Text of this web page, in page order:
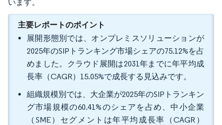
います。
主要レポートのポイント
展開形態別では、オンプレミスソリューションが
2025年のSIPトランキング市場シェアの75.12%を占
めました。クラウド展開は2031年までに年平均成
長率（CAGR）15.05%で成長する見込みです。
組織規模別では、大企業が2025年のSIPトランキン
グ市場規模の60.41%のシェアを占め、中小企業
（SME）セグメントは年平均成長率（CAGR）